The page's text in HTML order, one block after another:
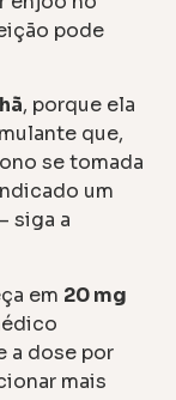
pode
, porque ela
que,
se tomada
um
siga a
em 20 mg
a dose por
mais